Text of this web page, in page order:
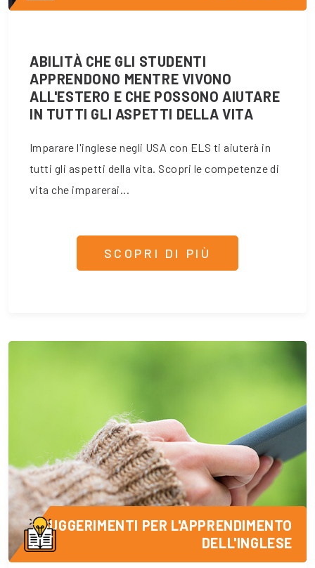
ABILITÀ CHE GLI STUDENTI
APPRENDONO MENTRE VIVONO
ALL'ESTERO E CHE POSSONO AIUTARE
IN TUTTI GLI ASPETTI DELLA VITA
Imparare l'inglese negli USA con ELS ti aiuterà in
tutti gli aspetti della vita. Scopri le competenze di
vita che imparerai...
SCOPRI DI PIÙ
SUGGERIMENTI PER L'APPRENDIMENTO
DELL'INGLESE